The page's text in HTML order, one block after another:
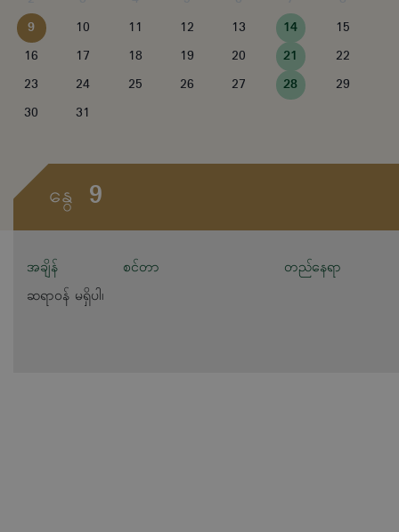
9
10 11 12 13 14
15
16
17 18 19 20 21
22
23
24 25 26 27 28
29
30
31
နွေ 9
အချိန် စင်တာ
တည်နေရာ
ဆရာဝန် မရှိပါ၊